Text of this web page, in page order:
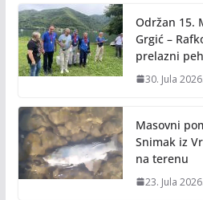
o
k
n
k
Održan 15.
Grgić –
prelazni
30. Jula 2026.
Masovni
Snimak iz
na terenu
23. Jula 2026.